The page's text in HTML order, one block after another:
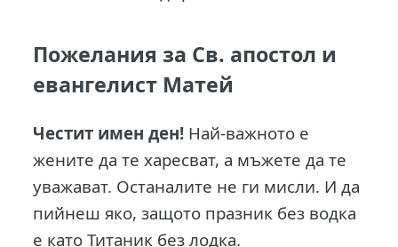
Пожелания за Св. апостол и
евангелист Матей
Честит имен ден! Най-важното е
жените да те харесват, а мъжете да те
уважават. Останалите не ги мисли. И да
пийнеш яко, защото празник без водка
е като Титаник без лодка.